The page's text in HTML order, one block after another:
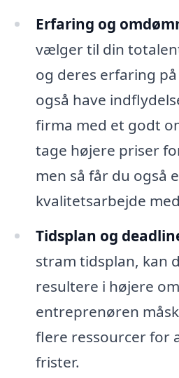
Erfaring og
vælger til din
og deres erfaring
også have
firma med et godt
tage højere priser
men så får du også
kvalitetsarbejde
Tidsplan og
stram tidsplan, kan
resultere i højere
entreprenøren
flere ressourcer for
frister.